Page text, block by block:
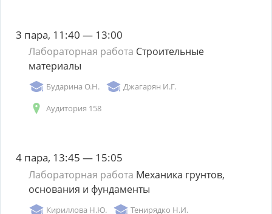
3 пара, 11:40 — 13:00
Лабораторная работа Строительные
материалы
Бударина О.Н.
Джагарян И.Г.
Аудитория 158
4 пара, 13:45 — 15:05
Лабораторная работа Механика грунтов,
основания и фундаменты
Кириллова Н.Ю.
Тенирядко Н.И.